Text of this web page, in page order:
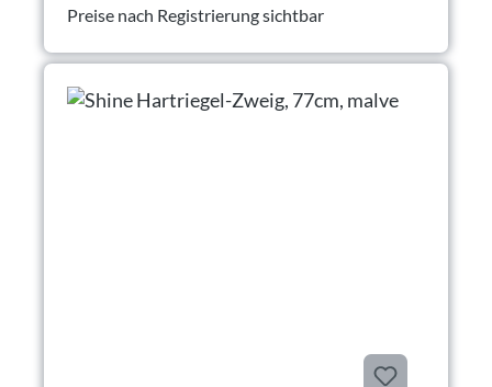
Preise nach Registrierung sichtbar